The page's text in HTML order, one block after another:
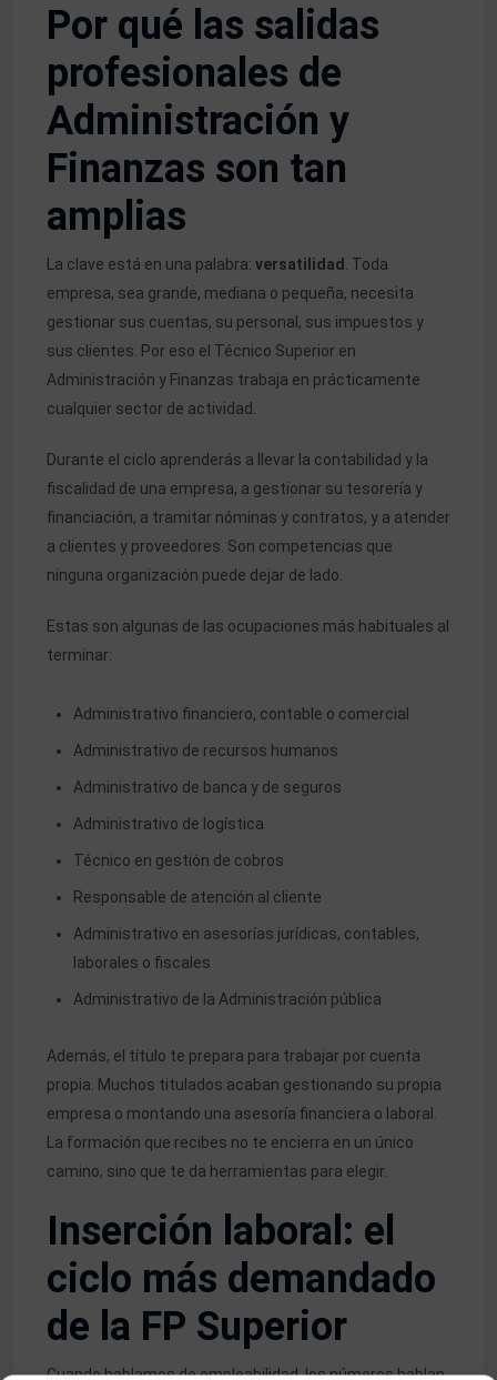
Por qué las salidas
profesionales de
Administración y
Finanzas son tan
amplias
La clave está en una palabra: versatilidad
. Toda
empresa, sea grande, mediana o pequeña, necesita
gestionar sus cuentas, su personal, sus impuestos y
sus clientes. Por eso el Técnico Superior en
Administración y Finanzas trabaja en prácticamente
cualquier sector de actividad.
Durante el ciclo aprenderás a llevar la contabilidad y la
fiscalidad de una empresa, a gestionar su tesorería y
financiación, a tramitar nóminas y contratos, y a atender
a clientes y proveedores. Son competencias que
ninguna organización puede dejar de lado.
Estas son algunas de las ocupaciones más habituales al
terminar:
Administrativo financiero, contable o comercial
Administrativo de recursos humanos
Administrativo de banca y de seguros
Administrativo de logística
Técnico en gestión de cobros
Responsable de atención al cliente
Administrativo en asesorías jurídicas, contables,
laborales o fiscales
Administrativo de la Administración pública
Además, el título te prepara para trabajar por cuenta
propia. Muchos titulados acaban gestionando su propia
empresa o montando una asesoría financiera o laboral.
La formación que recibes no te encierra en un único
camino, sino que te da herramientas para elegir.
Inserción laboral: el
ciclo más demandado
de la FP Superior
Cuando hablamos de empleabilidad, los números hablan